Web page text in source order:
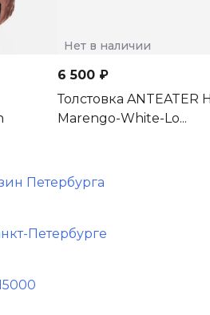
Нет в наличии
6 500 ₽
Толстовка ANTEATER
Marengo-White-Lo...
Петербурга
Петербурге